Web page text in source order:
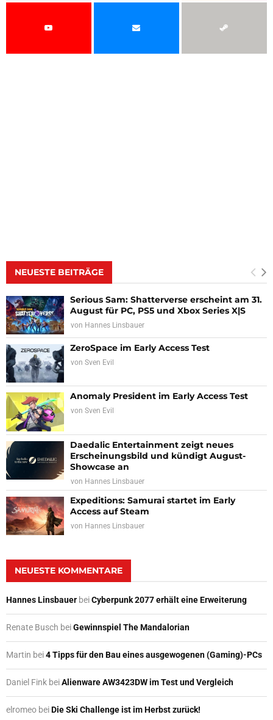
NEUESTE BEITRÄGE
Serious Sam: Shatterverse erscheint am 31.
August für PC, PS5 und Xbox Series X|S
von Hannes Linsbauer
ZeroSpace im Early Access Test
von Sven Evil
Anomaly President im Early Access Test
von Sven Evil
Daedalic Entertainment zeigt neues
Erscheinungsbild und kündigt August-
Showcase an
von Hannes Linsbauer
Expeditions: Samurai startet im Early
Access auf Steam
von Hannes Linsbauer
NEUESTE KOMMENTARE
Hannes Linsbauer beiCyberpunk 2077 erhält eine Erweiterung
Renate Busch beiGewinnspiel The Mandalorian
Martin bei4 Tipps für den Bau eines ausgewogenen (Gaming)-PCs
Daniel Fink beiAlienware AW3423DW im Test und Vergleich
elromeo beiDie Ski Challenge ist im Herbst zurück!